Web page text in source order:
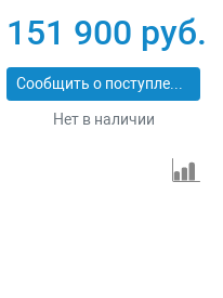
151 900 руб.
Сообщить о поступлении
Нет в наличии